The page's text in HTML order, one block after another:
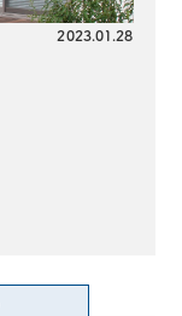
2023.01.28